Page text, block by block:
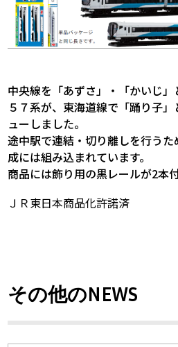
中央線を「あずさ」・「かいじ
５７系が、東海道線で「踊り子
ューしました。
途中駅で連結・切り離しを行う
成には組み込まれています。
商品には飾り用の黒レールが2本
ＪＲ東日本商品化許諾済
その他のNEWS